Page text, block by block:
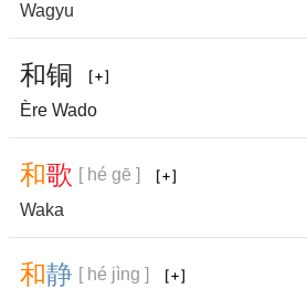
Wagyu
和铜
Ère Wado
和歌 [ hé gē ]
Waka
和静 [ hé jìng ]